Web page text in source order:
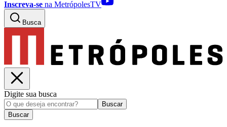
Inscreva-se na MetrópolesTV
Busca
Digite sua busca
Buscar
Buscar